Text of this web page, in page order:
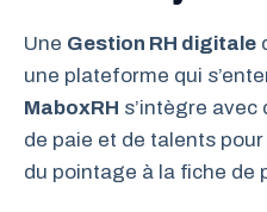
Une Gestion RH digitale
une plateforme qui
MaboxRH s’intègre
de paie et de talents
du pointage à la fiche de